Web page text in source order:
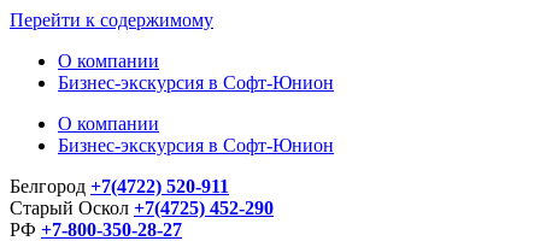
Перейти к содержимому
О компании
Бизнес-экскурсия в Софт-Юнион
О компании
Бизнес-экскурсия в Софт-Юнион
Белгород +7(4722) 520-911
Старый Оскол +7(4725) 452-290
РФ +7-800-350-28-27